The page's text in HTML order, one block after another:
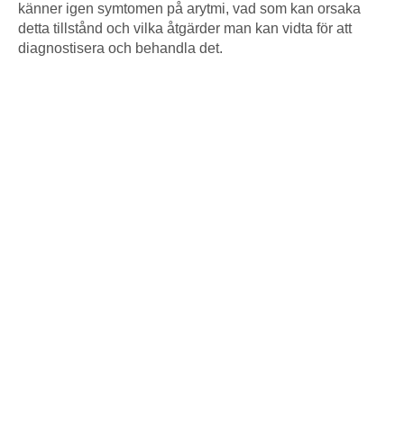
känner igen symtomen på arytmi, vad som kan orsaka
detta tillstånd och vilka åtgärder man kan vidta för att
diagnostisera och behandla det.